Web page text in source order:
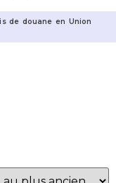
de douane en Union